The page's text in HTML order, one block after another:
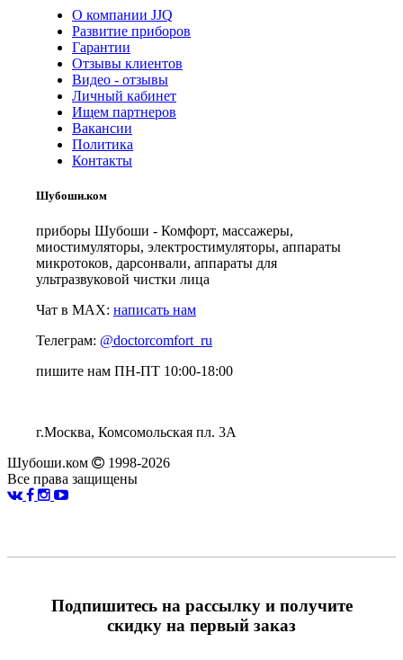
О компании JJQ
Развитие приборов
Гарантии
Отзывы клиентов
Видео - отзывы
Личный кабинет
Ищем партнеров
Вакансии
Политика
Контакты
Шубоши.ком
приборы Шубоши - Комфорт, массажеры,
миостимуляторы, электростимуляторы, аппараты
микротоков, дарсонвали, аппараты для
ультразвуковой чистки лица
Чат в MAX: написать нам
Телеграм: @doctorcomfort_ru
пишите нам ПН-ПТ 10:00-18:00
г.Москва, Комсомольская пл. 3А
Шубоши.ком
1998-2026
Все права защищены
Подпишитесь на рассылку и получите
скидку на первый заказ